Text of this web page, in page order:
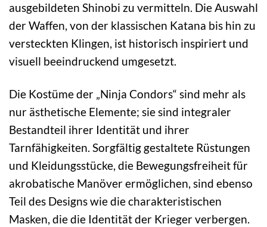
ausgebildeten Shinobi zu vermitteln. Die Auswahl
der Waffen, von der klassischen Katana bis hin zu
versteckten Klingen, ist historisch inspiriert und
visuell beeindruckend umgesetzt.
Die Kostüme der „Ninja Condors“ sind mehr als
nur ästhetische Elemente; sie sind integraler
Bestandteil ihrer Identität und ihrer
Tarnfähigkeiten. Sorgfältig gestaltete Rüstungen
und Kleidungsstücke, die Bewegungsfreiheit für
akrobatische Manöver ermöglichen, sind ebenso
Teil des Designs wie die charakteristischen
Masken, die die Identität der Krieger verbergen.